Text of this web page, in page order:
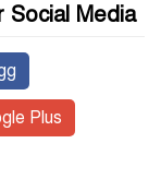
Social Media
Plus